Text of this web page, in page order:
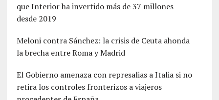
que Interior ha invertido más de 37 millones
desde 2019
Meloni contra Sánchez: la crisis de Ceuta ahonda
la brecha entre Roma y Madrid
El Gobierno amenaza con represalias a Italia si no
retira los controles fronterizos a viajeros